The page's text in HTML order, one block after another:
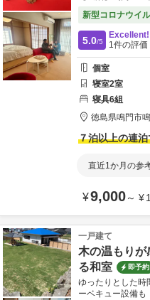
新型コロナウイ
5.0/5
Excellent!
1件の評価
個室
寝室2室
寝具6組
徳島県鳴門市
７泊以上の連泊
直近1か月の参
¥9,000～ ¥
一戸建て
木の温もりが
る和室
即予約
ゆったりとした時
ーベキュー設備も